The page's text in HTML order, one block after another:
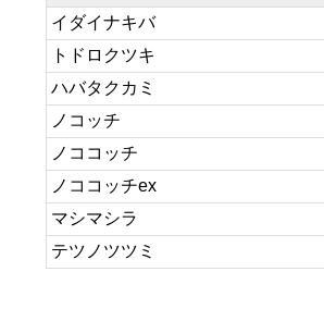
イダイナキバ
トドロクツキ
ハバタクカミ
ノコッチ
ノココッチ
ノココッチex
マシマシラ
テツノツツミ